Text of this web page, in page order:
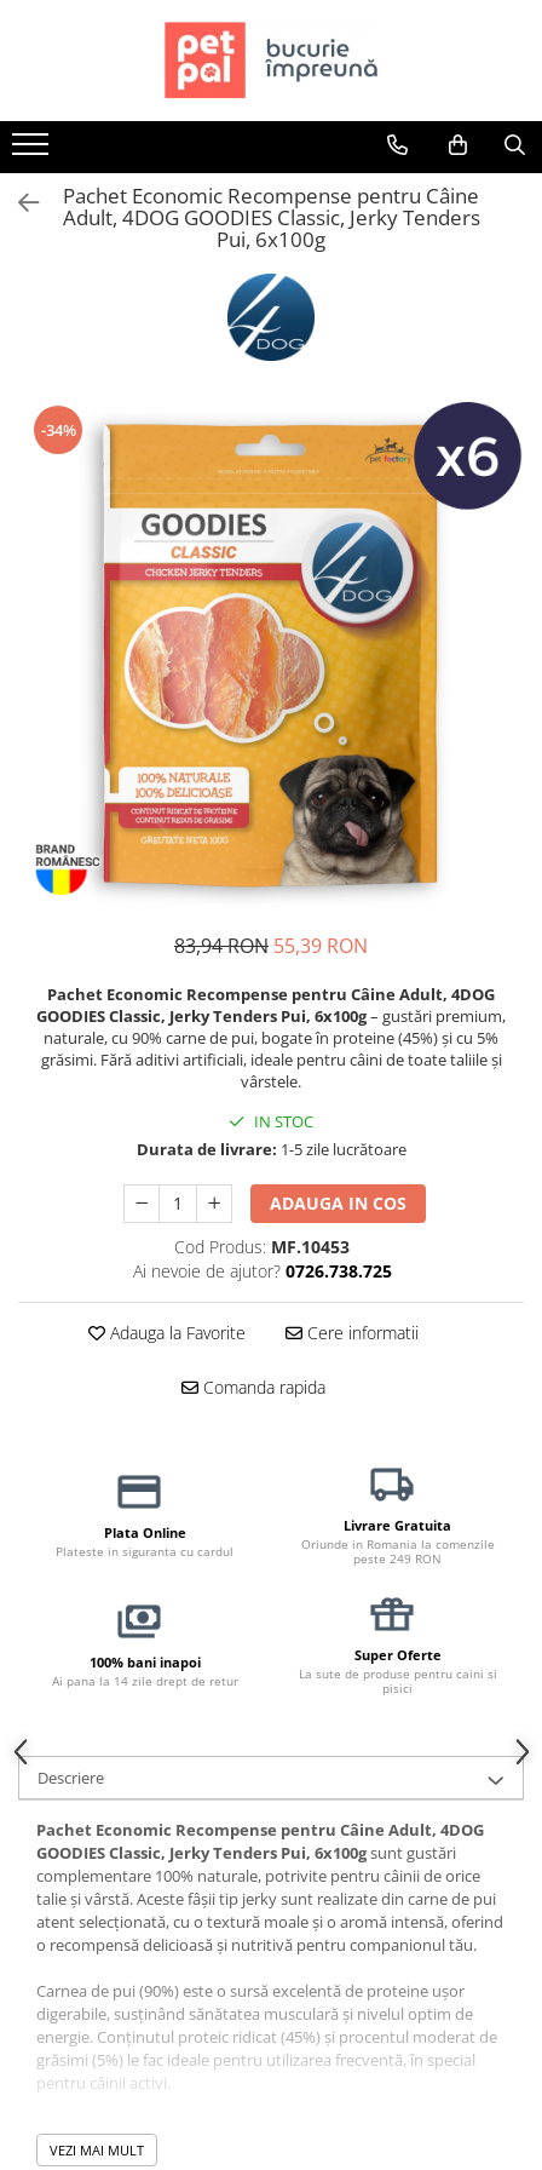
Câini
Hrană Uscată Câini
Câine Junior
Câine Adult
Uscată
Recompense Câini
Piele Presată
Semi-umede
Covorașe Igienice Câini
Igienă Câini
Șampoane Câini
Antiparazitare Câini
Vitamine Câini
Culcușuri & Saltele Câini
Castroane și Adapatori
Cuști și Genți
Hrană Uscată Pisică
Pisică Senior
Hrană Umedă Pisică
Diete Veterinare Pisică
Semi-umede
Umede
Îngrijire Pisici
Așternut Igienic Pisici
Igienă Pisici
Antiparazitare Pisici
Vitamine Pisici
Perii & Piepteni Pisici
Accesorii Pisici
Culcușuri & Saltele Pisici
Ansambluri Pisici
Castroane & Adapatori Pisici
Cuști & Genți Pisici
Jucării Pisici
Pachet Economic Recompense pentru Câine
Adult, 4DOG GOODIES Classic, Jerky Tenders
Pui, 6x100g
-34%
83,94 RON 55,39 RON
Pachet Economic Recompense pentru Câine Adult, 4DOG
GOODIES Classic, Jerky Tenders Pui, 6x100g– gustări premium,
naturale, cu 90% carne de pui, bogate în proteine (45%) și cu 5%
grăsimi. Fără aditivi artificiali, ideale pentru câini de toate taliile și
vârstele.
IN STOC
Durata de livrare: 1-5 zile lucrătoare
ADAUGA IN COS
Cod Produs: MF.10453
Ai nevoie de ajutor? 0726.738.725
Adauga la Favorite Cere informatii
Comanda rapida
Plata Online
Plateste in siguranta cu cardul
Livrare Gratuita
Oriunde in Romania la comenzile
peste 249 RON
100% bani inapoi
Ai pana la 14 zile drept de retur
Super Oferte
La sute de produse pentru caini si
pisici
Descriere
Pachet Economic Recompense pentru Câine Adult, 4DOG
GOODIES Classic, Jerky Tenders Pui, 6x100gsunt gustări
complementare 100% naturale, potrivite pentru câinii de orice
talie și vârstă. Aceste fâșii tip jerky sunt realizate din carne de pui
atent selecționată, cu o textură moale și o aromă intensă, oferind
o recompensă delicioasă și nutritivă pentru companionul tău.
Carnea de pui (90%) este o sursă excelentă de proteine ușor
digerabile, susținând sănătatea musculară și nivelul optim de
energie. Conținutul proteic ridicat (45%) și procentul moderat de
grăsimi (5%) le fac ideale pentru utilizarea frecventă, în special
pentru câinii activi.
Glicerina (3%) și sorbitolul (2%) ajută la păstrarea prospețimii și a
texturii fără a compromite naturalitatea produsului. Fără aditivi
VEZI MAI MULT